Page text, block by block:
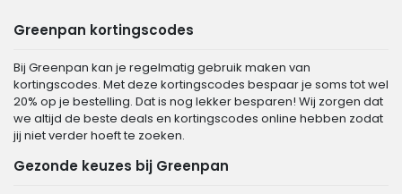
Greenpan kortingscodes
Bij Greenpan kan je regelmatig gebruik maken van
kortingscodes. Met deze kortingscodes bespaar je soms tot wel
20% op je bestelling. Dat is nog lekker besparen! Wij zorgen dat
we altijd de beste deals en kortingscodes online hebben zodat
jij niet verder hoeft te zoeken.
Gezonde keuzes bij Greenpan